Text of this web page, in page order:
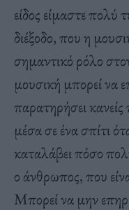
είδος είμαστε πολύ
διέξοδο, που η
σημαντικό ρόλο
μουσική μπορεί να
παρατηρήσει κανείς
μέσα σε ένα σπίτι
καταλάβει πόσο
ο άνθρωπος, που
Μπορεί να μην